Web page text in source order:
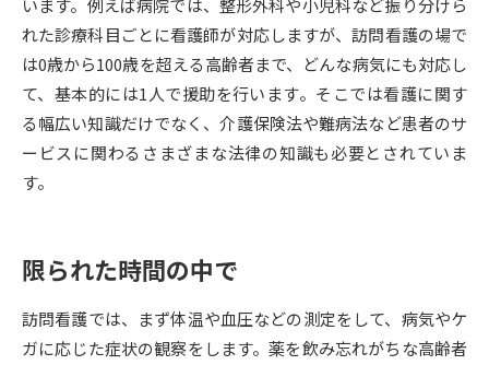
大学で学べる内容や特徴を調べる
新増設大学・学部・学科特集
国際・グローバルに強い大学特
データサイエンス特集 奨学金・特待生制度特集
新学年スタート号特集ページ
SELFBRAND特集ページ
います。例えば病院では、整形外科や小児科など振り分けら
れた診療科目ごとに看護師が対応しますが、訪問看護の場で
は0歳から100歳を超える高齢者まで、どんな病気にも対応し
て、基本的には1人で援助を行います。そこでは看護に関す
る幅広い知識だけでなく、介護保険法や難病法など患者のサ
ービスに関わるさまざまな法律の知識も必要とされていま
す。
限られた時間の中で
訪問看護では、まず体温や血圧などの測定をして、病気やケ
ガに応じた症状の観察をします。薬を飲み忘れがちな高齢者